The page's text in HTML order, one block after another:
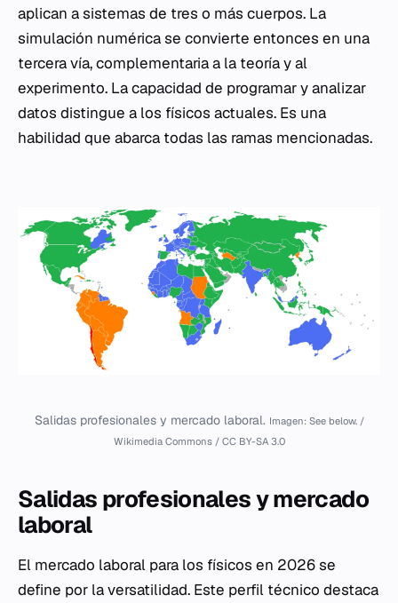
aplican a sistemas de tres o más cuerpos. La
simulación numérica se convierte entonces en una
tercera vía, complementaria a la teoría y al
experimento. La capacidad de programar y analizar
datos distingue a los físicos actuales. Es una
habilidad que abarca todas las ramas mencionadas.
Salidas profesionales y mercado laboral. Imagen: See below. /
Wikimedia Commons / CC BY-SA 3.0
Salidas profesionales y mercado
laboral
El mercado laboral para los físicos en 2026 se
define por la versatilidad. Este perfil técnico destaca